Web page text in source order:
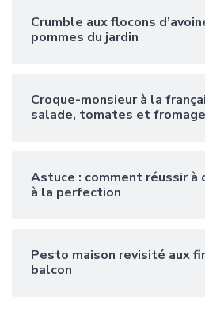
Crumble aux flocons
pommes du jardin
Croque-monsieur à la
salade, tomates et fromage
Astuce : comment réussir à
à la perfection
Pesto maison revisité aux
balcon